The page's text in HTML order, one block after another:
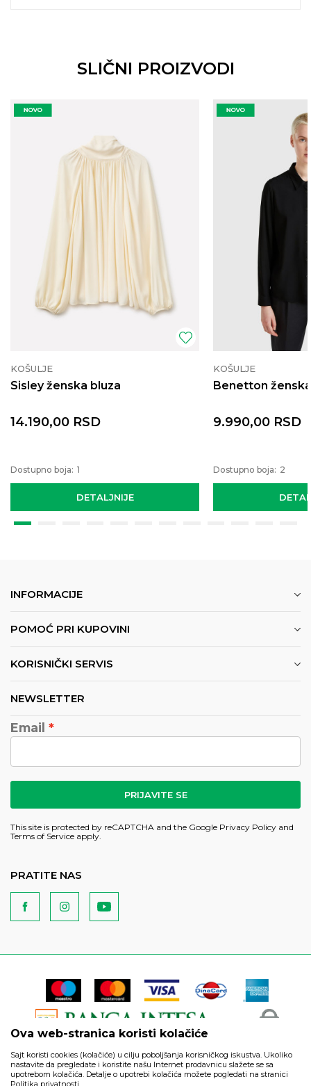
SLIČNI PROIZVODI
KOŠULJE
Sisley ženska bluza
DETALJNIJE
14.190,00 RSD
Dostupno boja: 1
KOŠULJE
Benetton
9.990,00 RSD
Dostupno boja: 2
INFORMACIJE
POMOĆ PRI KUPOVINI
KORISNIČKI SERVIS
NEWSLETTER
Email
PRIJAVITE SE
This site is protected by reCAPTCHA and the Google Privacy Policy and
Terms of Service apply.
PRATITE NAS
Ova web-stranica koristi kolačiće
Sajt koristi cookies (kolačiće) u cilju poboljšanja korisničkog iskustva. Ukoliko
nastavite da pregledate i koristite našu Internet prodavnicu slažete se sa
upotrebom kolačića. Detalje o upotrebi kolačića možete pogledati na stranici
Politika privatnosti.